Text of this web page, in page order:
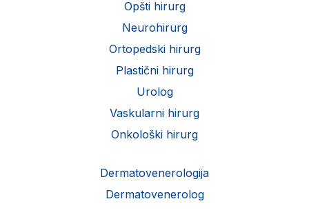
Opšti hirurg
Neurohirurg
Ortopedski hirurg
Plastični hirurg
Urolog
Vaskularni hirurg
Onkološki hirurg
Dermatovenerologija
Dermatovenerolog